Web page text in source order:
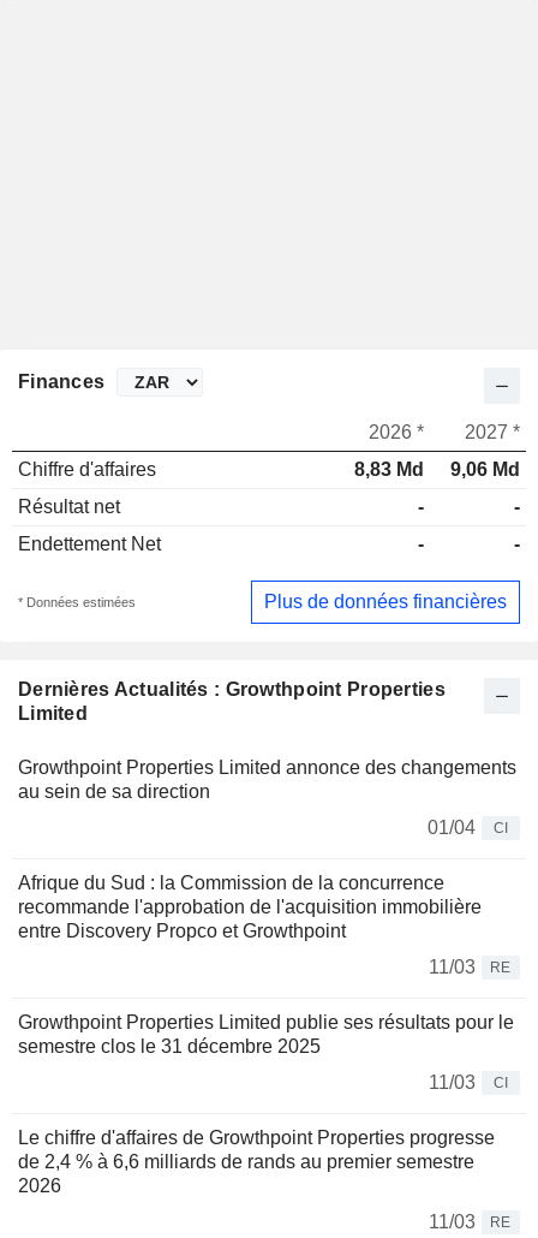
Dernières Actualités : Growthpoint Properties
Limited
Growthpoint Properties Limited annonce des changements
au sein de sa direction
01/04
CI
Afrique du Sud : la Commission de la concurrence
recommande l'approbation de l'acquisition immobilière
entre Discovery Propco et Growthpoint
11/03
RE
Growthpoint Properties Limited publie ses résultats pour le
semestre clos le 31 décembre 2025
11/03
CI
Le chiffre d'affaires de Growthpoint Properties progresse
de 2,4 % à 6,6 milliards de rands au premier semestre
2026
11/03
RE
Finances
2026 *
2027 *
Chiffre d'affaires
8,83 Md
9,06 Md
Résultat net
-
-
Endettement Net
- -
* Données estimées Plus de données financières